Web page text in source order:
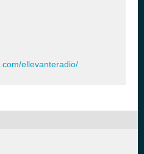
ellevanteradio/